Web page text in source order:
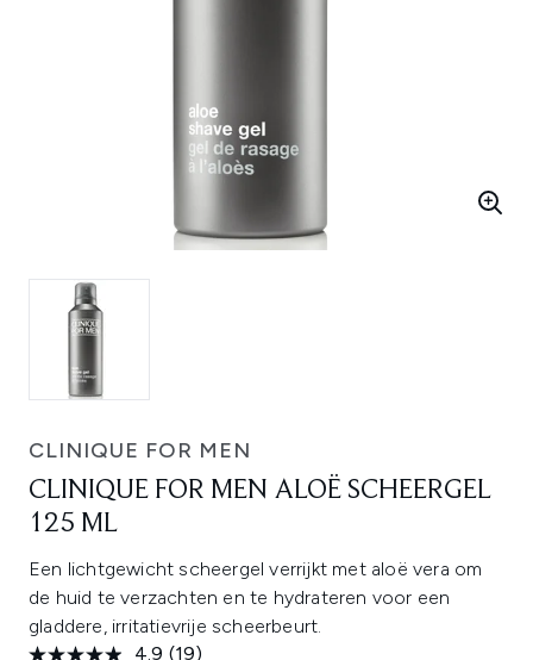
CLINIQUE FOR MEN
CLINIQUE FOR MEN ALOË SCHEERGEL
125 ML
Een lichtgewicht scheergel verrijkt met aloë vera om
de huid te verzachten en te hydrateren voor een
gladdere, irritatievrije scheerbeurt.
4.9 (19)